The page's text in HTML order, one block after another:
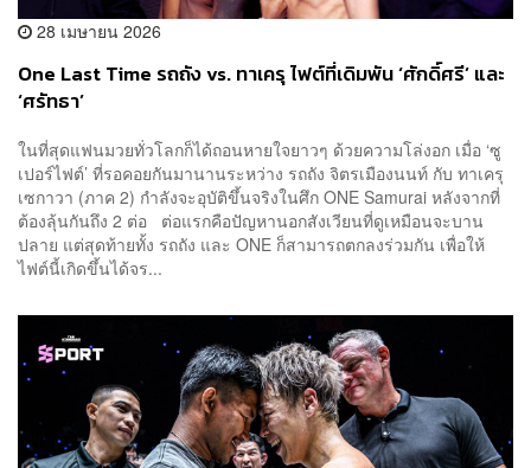
28 เมษายน 2026
One Last Time รถถัง vs. ทาเครุ ไฟต์ที่เดิมพัน ‘ศักดิ์ศรี’ และ
‘ศรัทธา’
ในที่สุดแฟนมวยทั่วโลกก็ได้ถอนหายใจยาวๆ ด้วยความโล่งอก เมื่อ ‘ซู
เปอร์ไฟต์’ ที่รอคอยกันมานานระหว่าง รถถัง จิตรเมืองนนท์ กับ ทาเครุ
เซกาวา (ภาค 2) กำลังจะอุบัติขึ้นจริงในศึก ONE Samurai หลังจากที่
ต้องลุ้นกันถึง 2 ต่อ ต่อแรกคือปัญหานอกสังเวียนที่ดูเหมือนจะบาน
ปลาย แต่สุดท้ายทั้ง รถถัง และ ONE ก็สามารถตกลงร่วมกัน เพื่อให้
ไฟต์นี้เกิดขึ้นได้จร...